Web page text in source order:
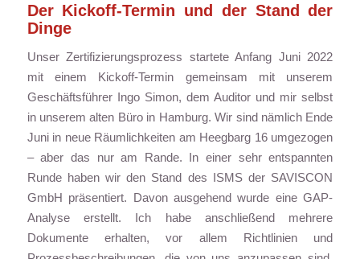
Der Kickoff-Termin und der Stand der
Dinge
Unser Zertifizierungsprozess startete Anfang Juni 2022
mit einem Kickoff-Termin gemeinsam mit unserem
Geschäftsführer Ingo Simon, dem Auditor und mir selbst
in unserem alten Büro in Hamburg. Wir sind nämlich Ende
Juni in neue Räumlichkeiten am Heegbarg 16 umgezogen
– aber das nur am Rande. In einer sehr entspannten
Runde haben wir den Stand des ISMS der SAVISCON
GmbH präsentiert. Davon ausgehend wurde eine GAP-
Analyse erstellt. Ich habe anschließend mehrere
Dokumente erhalten, vor allem Richtlinien und